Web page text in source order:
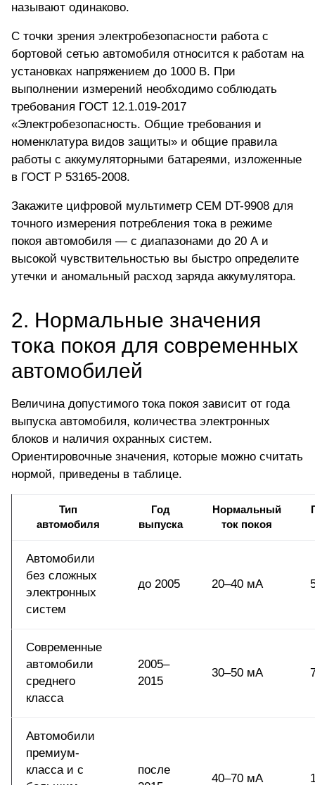
называют одинаково.
С точки зрения электробезопасности работа с
бортовой сетью автомобиля относится к работам на
установках напряжением до 1000 В. При
выполнении измерений необходимо соблюдать
требования ГОСТ 12.1.019-2017
«Электробезопасность. Общие требования и
номенклатура видов защиты» и общие правила
работы с аккумуляторными батареями, изложенные
в ГОСТ Р 53165-2008.
Закажите цифровой мультиметр CEM DT-9908 для
точного измерения потребления токав режиме
покоя автомобиля — с диапазонами до 20 А и
высокой чувствительностью вы быстро определите
утечки и аномальный расход заряда аккумулятора.
2. Нормальные значения
тока покоя для современных
автомобилей
Величина допустимого тока покоя зависит от года
выпуска автомобиля, количества электронных
блоков и наличия охранных систем.
Ориентировочные значения, которые можно считать
нормой, приведены в таблице.
Тип
автомобиля
Год
выпуска
Нормальный
ток покоя
Автомобили
без сложных
электронных
систем
до 2005 20–40 мА
Современные
автомобили
среднего
класса
2005–
2015
30–50 мА
Автомобили
премиум-
класса и с
после
40–70 мА